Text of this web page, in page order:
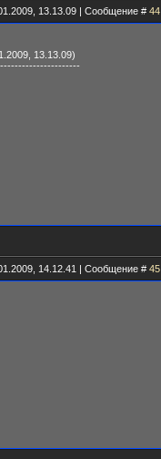
13.13.09 | Сообщение # 44
13.13.09)
14.12.41 | Сообщение # 45